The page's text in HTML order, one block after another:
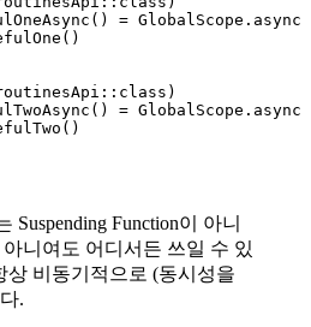
() = GlobalScope. async
()
class )
() = GlobalScope. async
()
Suspending Function이 아니
니여도 어디서든 쓰일 수 있
상 비동기적으로 (동시성을
.